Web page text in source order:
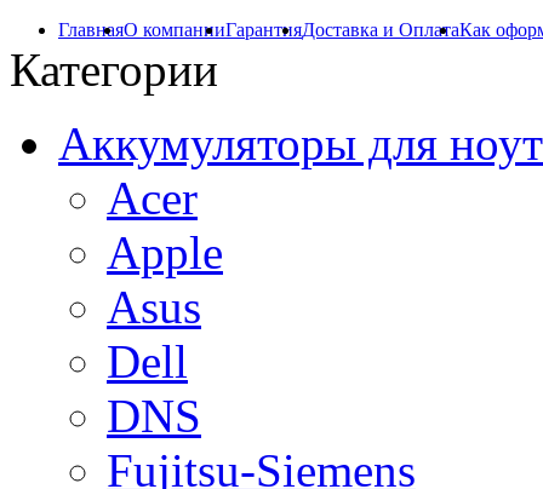
ГлавнаяО компанииГарантияДоставка и ОплатаКак
Категории
Аккумуляторы для
Acer
Apple
Asus
Dell
DNS
Fujitsu-Siemens